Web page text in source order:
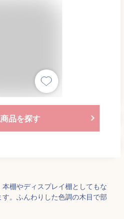
品を探す
棚やディスプレイ棚としてもな
。ふんわりした色調の木目で部